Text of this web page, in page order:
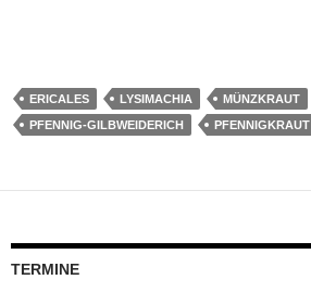
ERICALES LYSIMACHIA
MÜNZKRAUT
PFENNIG-GILBWEIDERICH
PFENNIGKRAUT
TERMINE